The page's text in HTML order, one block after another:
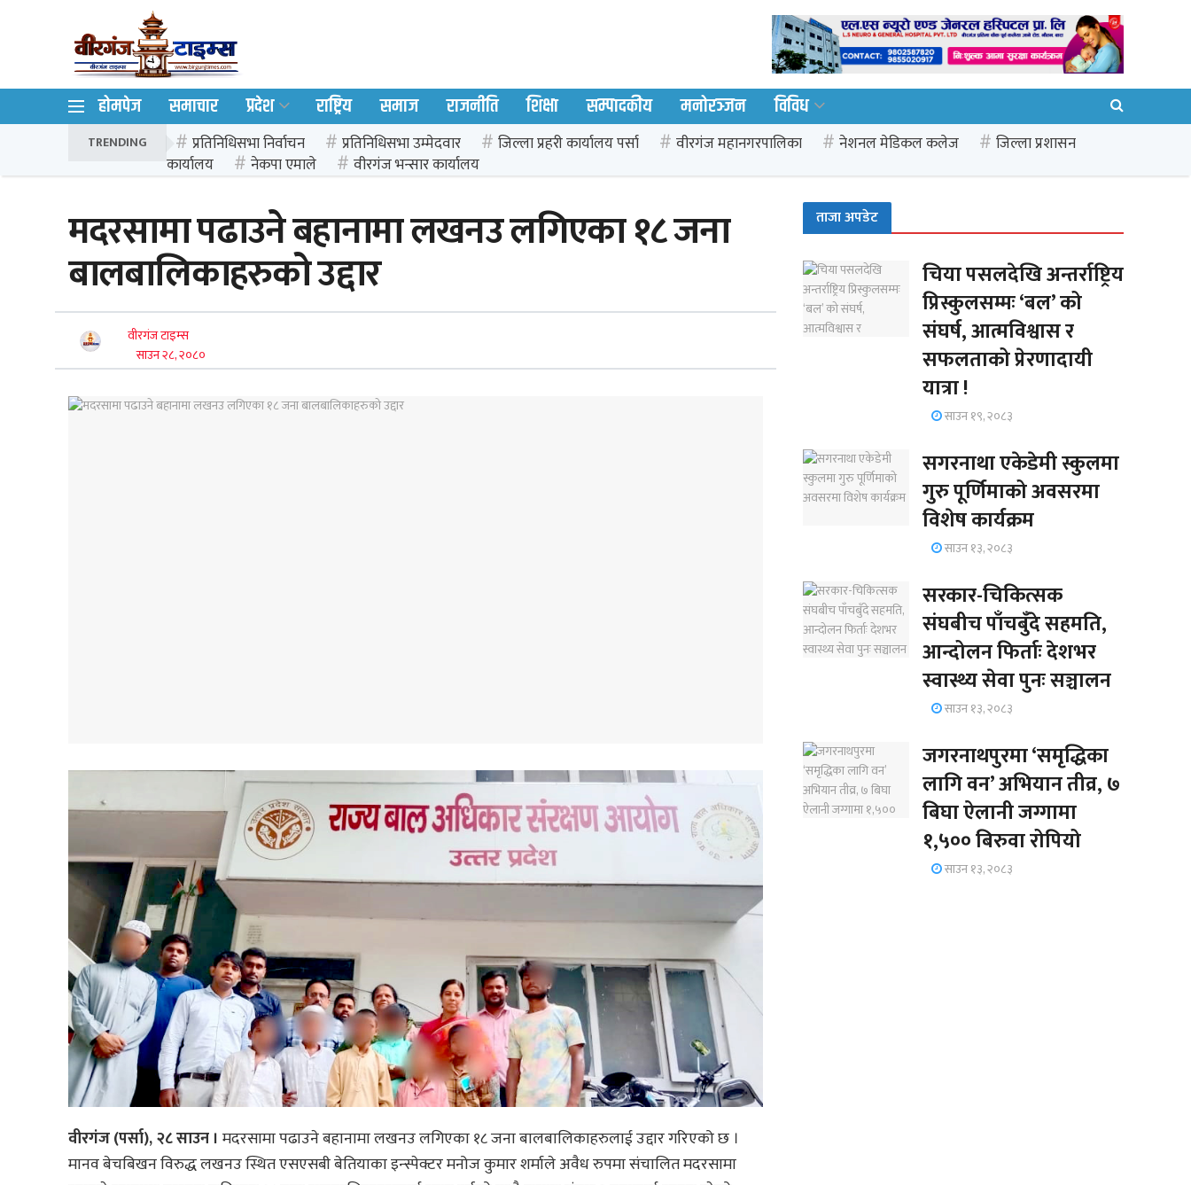
होमपेज समाचार प्रदेश राष्ट्रिय समाज राजनीति शिक्षा सम्पादकीय मनोरञ्जन विविध
TRENDING प्रतिनिधिसभा निर्वाचन प्रतिनिधिसभा उम्मेदवार जिल्ला प्रहरी कार्यालय पर्सा वीरगंज महानगरपालिका नेशनल मेडिकल कलेज
जिल्ला प्रशासन
कार्यालय
नेकपा एमाले वीरगंज भन्सार कार्यालय
मदरसामा पढाउने बहानामा लखनउ लगिएका १८ जना
बालबालिकाहरुको उद्दार
वीरगंज टाइम्स
साउन २८, २०८०
वीरगंज (पर्सा), २८ साउन । मदरसामा पढाउने बहानामा लखनउ लगिएका १८ जना बालबालिकाहरुलाई उद्दार गरिएको छ ।
मानव बेचबिखन विरुद्ध लखनउ स्थित एसएसबी बेतियाका इन्स्पेक्टर मनोज कुमार शर्माले अवैध रुपमा संचालित मदरसामा
ताजा अपडेट
चिया पसलदेखि अन्तर्राष्ट्रिय
प्रिस्कुलसम्मः ‘बल’ को
संघर्ष, आत्मविश्वास र
सफलताको प्रेरणादायी
यात्रा !
साउन १९, २०८३
सगरनाथा एकेडेमी स्कुलमा
गुरु पूर्णिमाको अवसरमा
विशेष कार्यक्रम
साउन १३, २०८३
सरकार-चिकित्सक
संघबीच पाँचबुँदे सहमति,
आन्दोलन फिर्ताः देशभर
स्वास्थ्य सेवा पुनः सञ्चालन
साउन १३, २०८३
जगरनाथपुरमा ‘समृद्धिका
लागि वन’ अभियान तीव्र, ७
बिघा ऐलानी जग्गामा
१,५०० बिरुवा रोपियो
साउन १३, २०८३